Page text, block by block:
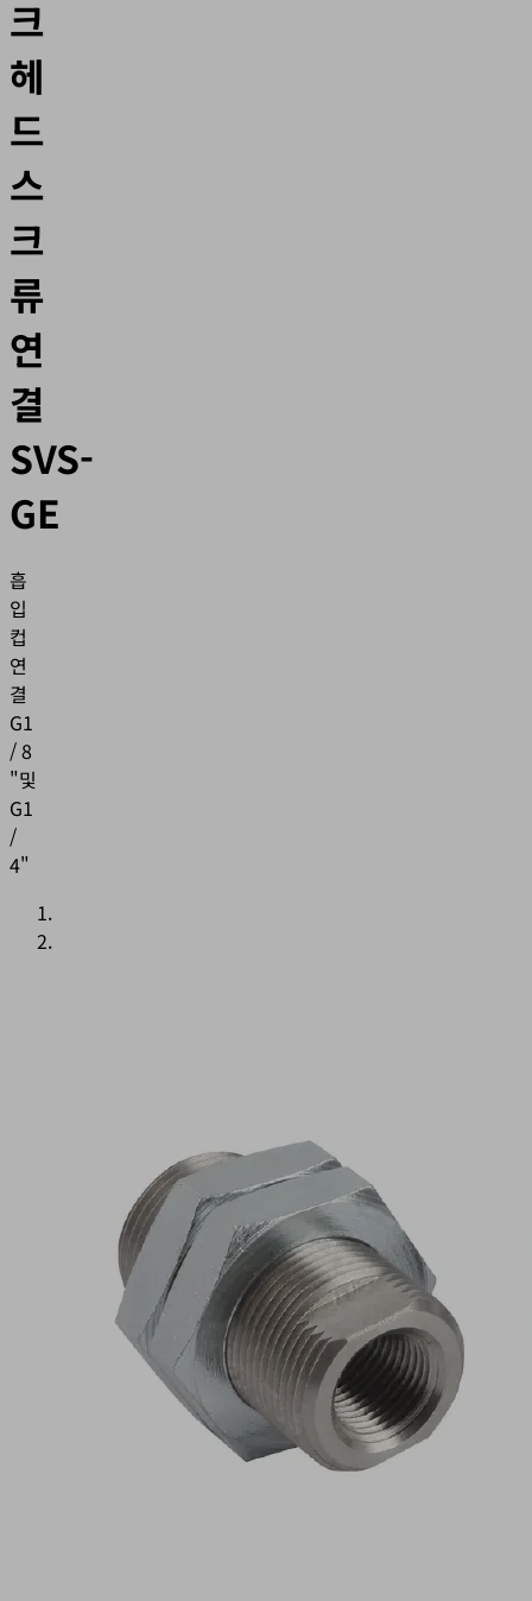
크
헤
드
스
크
류
연
결
SVS-
GE
흡
입
컵
연
결
G1
/ 8
"및
G1
/
4"